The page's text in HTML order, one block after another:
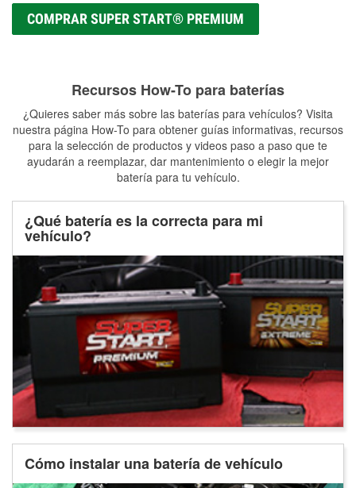
COMPRAR SUPER START® PREMIUM
Recursos How-To para baterías
¿Quieres saber más sobre las baterías para vehículos? Visita
nuestra página How-To para obtener guías informativas, recursos
para la selección de productos y videos paso a paso que te
ayudarán a reemplazar, dar mantenimiento o elegir la mejor
batería para tu vehículo.
¿Qué batería es la correcta para mi
vehículo?
Cómo instalar una batería de vehículo